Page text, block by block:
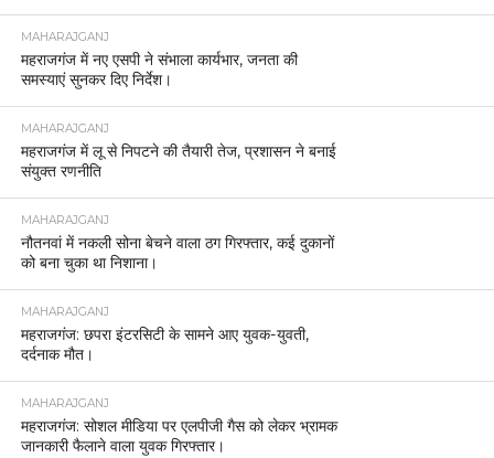
MAHARAJGANJ
महराजगंज में नए एसपी ने संभाला कार्यभार, जनता की
समस्याएं सुनकर दिए निर्देश।
MAHARAJGANJ
महराजगंज में लू से निपटने की तैयारी तेज, प्रशासन ने बनाई
संयुक्त रणनीति
MAHARAJGANJ
नौतनवां में नकली सोना बेचने वाला ठग गिरफ्तार, कई दुकानों
को बना चुका था निशाना।
MAHARAJGANJ
महराजगंज: छपरा इंटरसिटी के सामने आए युवक-युवती,
दर्दनाक मौत।
MAHARAJGANJ
महराजगंज: सोशल मीडिया पर एलपीजी गैस को लेकर भ्रामक
जानकारी फैलाने वाला युवक गिरफ्तार।